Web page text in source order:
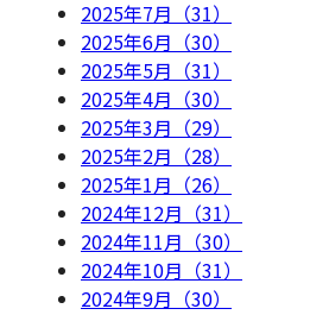
2025年7月（31）
2025年6月（30）
2025年5月（31）
2025年4月（30）
2025年3月（29）
2025年2月（28）
2025年1月（26）
2024年12月（31）
2024年11月（30）
2024年10月（31）
2024年9月（30）